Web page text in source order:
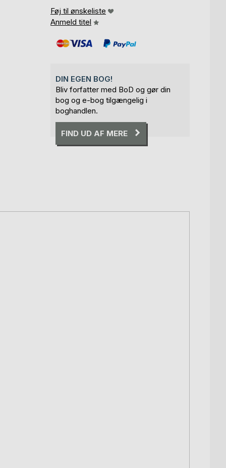
Føj til ønskeliste
Anmeld titel
DIN EGEN BOG!
Bliv forfatter med BoD og gør din
bog og e-bog tilgængelig i
boghandlen.
FIND UD AF MERE